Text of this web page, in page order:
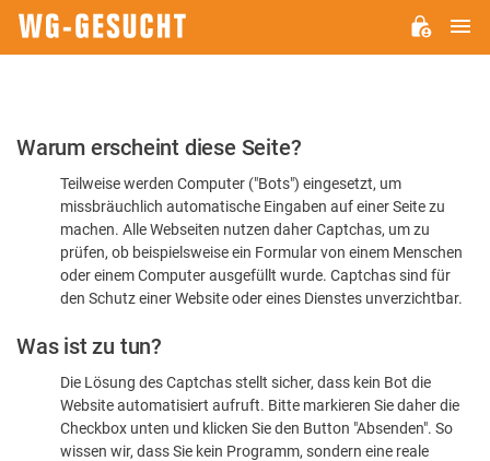
Bitte
dass
sind
Warum erscheint diese Seite?
Teilweise werden Computer ("Bots") eingesetzt, um
missbräuchlich automatische Eingaben auf einer Seite zu
machen. Alle Webseiten nutzen daher Captchas, um zu
prüfen, ob beispielsweise ein Formular von einem Menschen
oder einem Computer ausgefüllt wurde. Captchas sind für
den Schutz einer Website oder eines Dienstes unverzichtbar.
Was ist zu tun?
Die Lösung des Captchas stellt sicher, dass kein Bot die
Website automatisiert aufruft. Bitte markieren Sie daher die
Checkbox unten und klicken Sie den Button "Absenden". So
wissen wir, dass Sie kein Programm, sondern eine reale